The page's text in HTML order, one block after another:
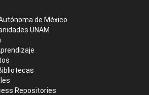
de México
UNAM
Repositories